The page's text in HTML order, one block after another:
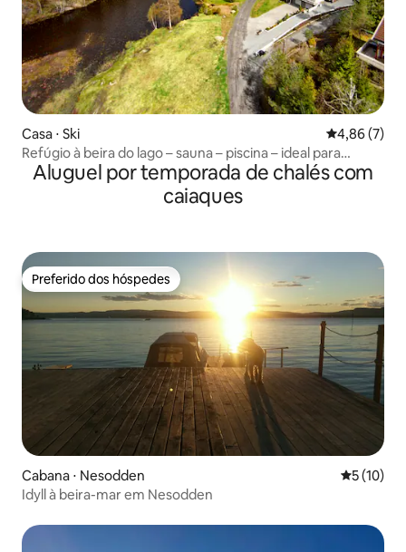
Casa ⋅ Ski 4,86 de uma
4,86 (7)
Refúgio à beira do lago – sauna – piscina – ideal para
famílias
Aluguel por temporada de chalés com
caiaques
Preferido dos hóspedes
Preferido dos hóspedes
Cabana ⋅ Nesodden 5 de uma
5 (10)
Idyll à beira-mar em Nesodden